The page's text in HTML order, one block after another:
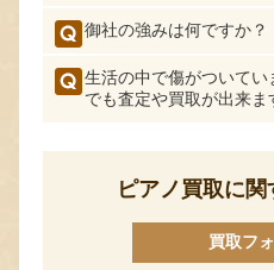
御社の強みは何ですか？
生活の中で傷がついてい
でも査定や買取が出来ま
ピアノ買取に
買取フ